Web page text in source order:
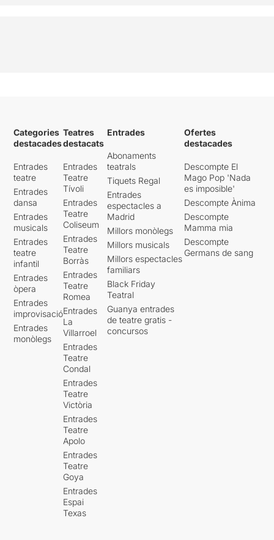
Categories
destacades
Entrades
teatre
Entrades
dansa
Entrades
musicals
Entrades
teatre
infantil
Entrades
òpera
Entrades
improvisació
Entrades
monòlegs
Teatres
destacats
Entrades
Teatre
Tívoli
Entrades
Teatre
Coliseum
Entrades
Teatre
Borràs
Entrades
Teatre
Romea
Entrades
La
Villarroel
Entrades
Teatre
Condal
Entrades
Teatre
Victòria
Entrades
Teatre
Apolo
Entrades
Teatre
Goya
Entrades
Espai
Texas
Entrades
Abonaments
teatrals
Tiquets Regal
Entrades
espectacles a
Madrid
Millors monòlegs
Millors musicals
Millors espectacles
familiars
Black Friday
Teatral
Guanya entrades
de teatre gratis -
concursos
Ofertes
destacades
Descompte El
Mago Pop 'Nada
es imposible'
Descompte Ànima
Descompte
Mamma mia
Descompte
Germans de sang